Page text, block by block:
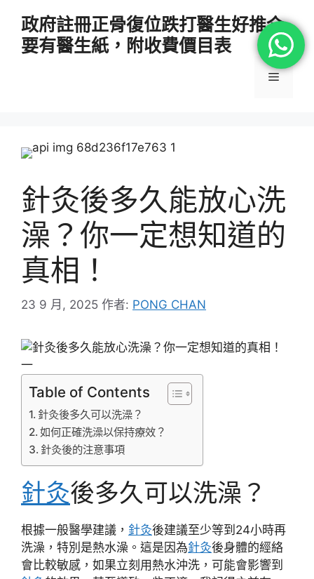
政府註冊正骨復位跌打醫生好推介
要有醫生紙，附收費價目表
選
針灸後多久能放心洗
澡？你一定想知道的
真相！
23 9 月, 2025 作者: PONG CHAN
Table of Contents
針灸後多久可以洗澡？
如何正確洗澡以保持療效？
針灸後的注意事項
針灸後多久可以洗澡？
根據一般醫學建議， 針灸後建議至少等到24小時再
洗澡，特別是熱水澡。這是因為針灸後身體的經絡
會比較敏感，如果立刻用熱水沖洗，可能會影響到